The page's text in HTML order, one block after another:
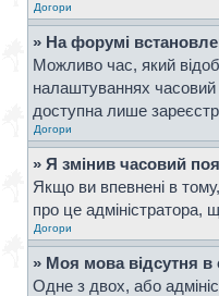
Догори
» На форумі
Можливо час, який
налаштуваннях
доступна лише
Догори
» Я змінив часовий
Якщо ви впевнені в
про це адміністратора,
Догори
» Моя мова відсутня в
Одне з двох, або